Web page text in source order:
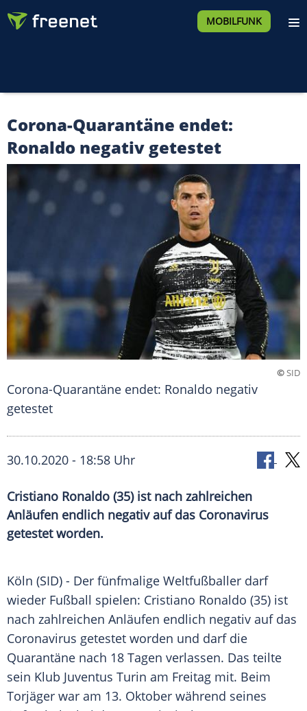
MOBILFUNK
Corona-Quarantäne endet:
Ronaldo negativ getestet
©SID
Corona-Quarantäne endet: Ronaldo negativ
getestet
30.10.2020 - 18:58 Uhr
Cristiano Ronaldo (35) ist nach zahlreichen
Anläufen endlich negativ auf das Coronavirus
getestet worden.
Köln (SID) - Der fünfmalige Weltfußballer darf
wieder Fußball spielen: Cristiano Ronaldo (35) ist
nach zahlreichen Anläufen endlich negativ auf das
Coronavirus getestet worden und darf die
Quarantäne nach 18 Tagen verlassen. Das teilte
sein Klub Juventus Turin am Freitag mit. Beim
Torjäger war am 13. Oktober während seines